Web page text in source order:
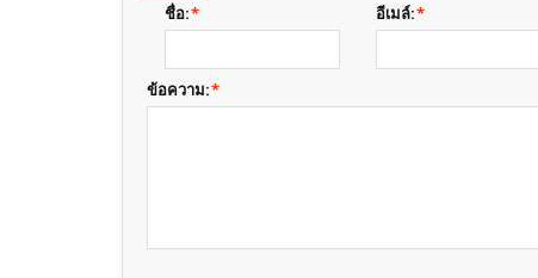
*
ชื่อ: *
อีเมล์:
*
ข้อความ: